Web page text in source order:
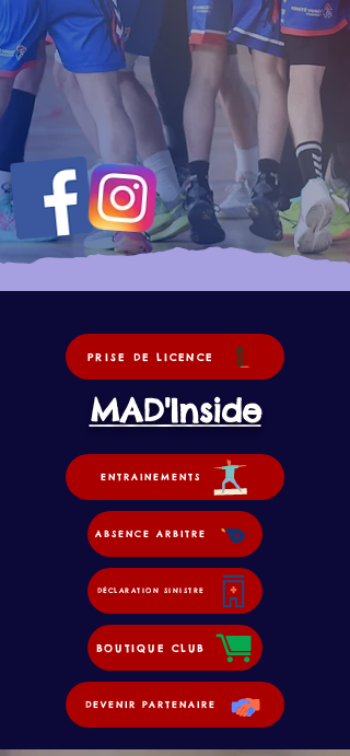
PRISE DE LICENCE
MAD'Inside
ENTRAINEMENTS
ABSENCE ARBITRE
DÉCLARATION SINISTRE
BOUTIQUE CLUB
DEVENIR PARTENAIRE